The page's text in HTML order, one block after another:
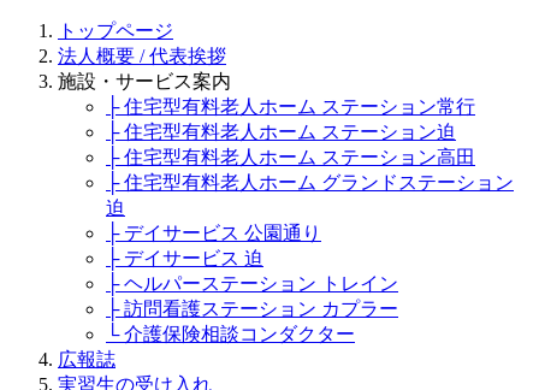
トップページ
法人概要 / 代表挨拶
施設・サービス案内
├ 住宅型有料老人ホーム ステーション常行
├ 住宅型有料老人ホーム ステーション迫
├ 住宅型有料老人ホーム ステーション高田
├ 住宅型有料老人ホーム グランドステーション
迫
├ デイサービス 公園通り
├ デイサービス 迫
├ ヘルパーステーション トレイン
├ 訪問看護ステーション カプラー
└ 介護保険相談コンダクター
広報誌
実習生の受け入れ